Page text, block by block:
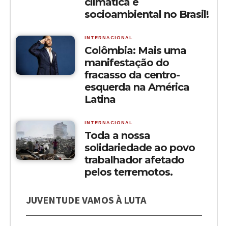
socioambiental no Brasil!
INTERNACIONAL
Colômbia: Mais uma
manifestação do
fracasso da centro-
esquerda na América
Latina
INTERNACIONAL
Toda a nossa
solidariedade ao povo
trabalhador afetado
pelos terremotos.
JUVENTUDE VAMOS À LUTA